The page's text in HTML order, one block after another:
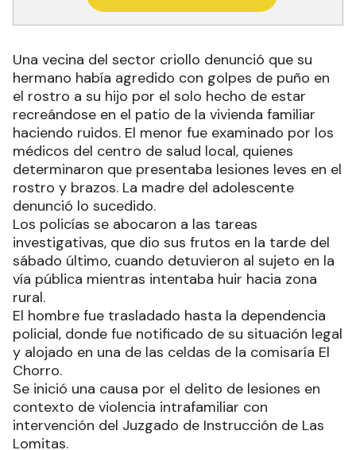
RECIBIR NEWSLETTER
Una vecina del sector criollo denunció que su
hermano había agredido con golpes de puño en
el rostro a su hijo por el solo hecho de estar
recreándose en el patio de la vivienda familiar
haciendo ruidos. El menor fue examinado por los
médicos del centro de salud local, quienes
determinaron que presentaba lesiones leves en el
rostro y brazos. La madre del adolescente
denunció lo sucedido.
Los policías se abocaron a las tareas
investigativas, que dio sus frutos en la tarde del
sábado último, cuando detuvieron al sujeto en la
vía pública mientras intentaba huir hacia zona
rural.
El hombre fue trasladado hasta la dependencia
policial, donde fue notificado de su situación legal
y alojado en una de las celdas de la comisaría El
Chorro.